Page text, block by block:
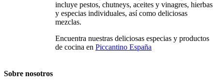
incluye pestos, chutneys, aceites y vinagres, hierbas
y especias individuales, así como deliciosas
mezclas.
Encuentra nuestras deliciosas especias y productos
de cocina en Piccantino España
Sobre nosotros